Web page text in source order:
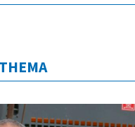
THEMA